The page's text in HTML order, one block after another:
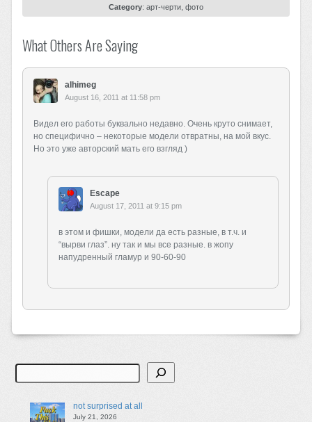
Category: арт-черти фото
What Others Are Saying
alhimeg
August 16, 2011 at 11:58 pm
Видел его работы буквально недавно. Очень круто снимает,
но специфично – некоторые модели отвратны, на мой вкус.
Но это уже авторский мать его взгляд )
Escape
August 17, 2011 at 9:15 pm
в этом и фишки, модели да есть разные, в т.ч. и
“вырви глаз”. ну так и мы все разные. в жопу
напудренный гламур и 90-60-90
Search
not surprised at all
July 21, 2026